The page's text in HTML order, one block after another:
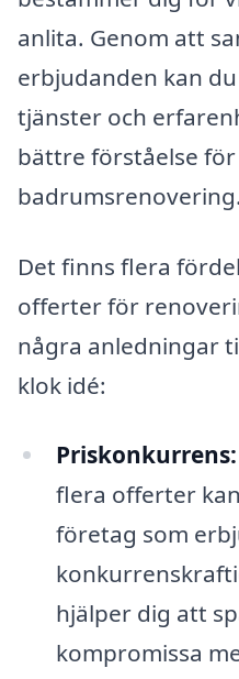
anlita. Genom att
erbjudanden kan
tjänster och
bättre förståelse
badrumsrenovering.
Det finns flera
offerter för
några anledningar
klok idé:
Priskonkurrens:
flera offerter
företag som
hjälper dig att
kompromissa